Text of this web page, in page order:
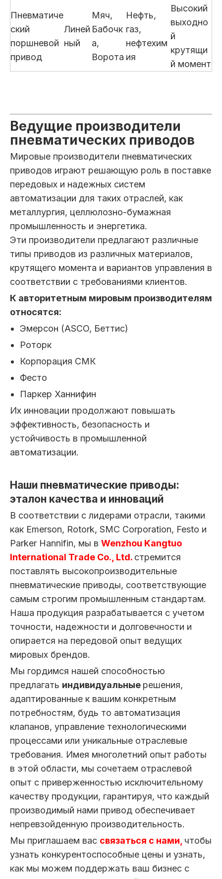
Пневматиче
ский
поршневой
привод
Линей
ный
Мяч,
Бабочк
а,
Ворота
Нефть,
газ,
нефтехим
ия
Высокий
выходно
й
крутящи
й момент
Ведущие производители
пневматических приводов
Мировые производители пневматических
приводов играют решающую роль в поставке
передовых и надежных систем
автоматизации для таких отраслей, как
металлургия, целлюлозно-бумажная
промышленность и энергетика.
Эти производители предлагают различные
типы приводов из различных материалов,
крутящего момента и вариантов управления в
соответствии с требованиями клиентов.
К авторитетным мировым производителям
относятся:
Эмерсон (ASCO, Беттис)
Роторк
Корпорация СМК
Фесто
Паркер Ханнифин
Их инновации продолжают повышать
эффективность, безопасность и
устойчивость в промышленной
автоматизации.
Наши пневматические приводы:
эталон качества и инноваций
В соответствии с лидерами отрасли, такими
как Emerson, Rotork, SMC Corporation, Festo и
Parker Hannifin, мы в Wenzhou Kangtuo
International Trade Co., Ltd. стремится
поставлять высокопроизводительные
пневматические приводы, соответствующие
самым строгим промышленным стандартам.
Наша продукция разрабатывается с учетом
точности, надежности и долговечности и
опирается на передовой опыт ведущих
мировых брендов.
Мы гордимся нашей способностью
предлагать индивидуальные решения,
адаптированные к вашим конкретным
потребностям, будь то автоматизация
клапанов, управление технологическими
процессами или уникальные отраслевые
требования. Имея многолетний опыт работы
в этой области, мы сочетаем отраслевой
опыт с приверженностью исключительному
качеству продукции, гарантируя, что каждый
производимый нами привод обеспечивает
непревзойденную производительность.
Мы приглашаем вас связаться с нами, чтобы
узнать конкурентоспособные цены и узнать,
как мы можем поддержать ваш бизнес с